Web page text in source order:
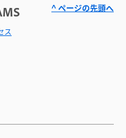
ス
^ ページの先頭へ